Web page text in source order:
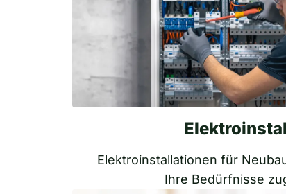
Elektroinstallationen für
Ihre Bedürfnisse